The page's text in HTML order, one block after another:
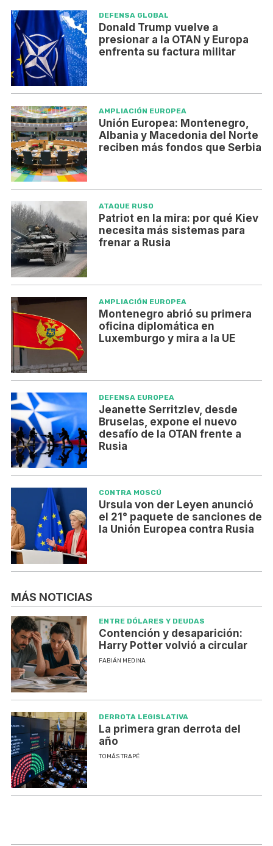
DEFENSA GLOBAL
Donald Trump vuelve a
presionar a la OTAN y Europa
enfrenta su factura militar
AMPLIACIÓN EUROPEA
Unión Europea: Montenegro,
Albania y Macedonia del Norte
reciben más fondos que Serbia
ATAQUE RUSO
Patriot en la mira: por qué Kiev
necesita más sistemas para
frenar a Rusia
AMPLIACIÓN EUROPEA
Montenegro abrió su primera
oficina diplomática en
Luxemburgo y mira a la UE
DEFENSA EUROPEA
Jeanette Serritzlev, desde
Bruselas, expone el nuevo
desafío de la OTAN frente a
Rusia
CONTRA MOSCÚ
Ursula von der Leyen anunció
el 21° paquete de sanciones de
la Unión Europea contra Rusia
MÁS NOTICIAS
ENTRE DÓLARES Y DEUDAS
Contención y desaparición:
Harry Potter volvió a circular
FABIÁN MEDINA
DERROTA LEGISLATIVA
La primera gran derrota del
año
TOMÁS TRAPÉ